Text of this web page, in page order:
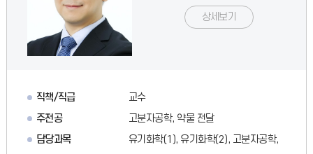
상세보기
직책/직급
교수
주전공
고분자공학, 약물 전달
담당과목
유기화학(1), 유기화학(2), 고분자공학,